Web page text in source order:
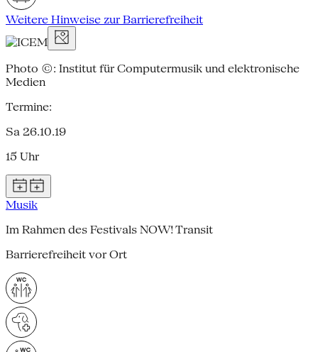
Weitere Hinweise zur Barrierefreiheit
Photo ©: Institut für Computermusik und elektronische
Medien
Termine:
Sa 26.10.19
15 Uhr
Musik
Im Rahmen des Festivals NOW! Transit
Barrierefreiheit vor Ort